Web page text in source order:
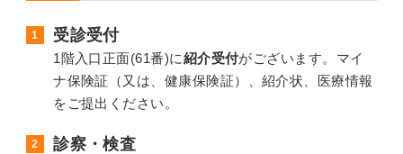
受診受付
1階入口正面(61番)に紹介受付がございます。マイ
ナ保険証（又は、健康保険証）、紹介状、医療情報
をご提出ください。
診察・検査